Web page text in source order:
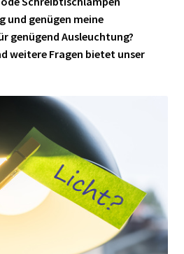
und genügen meine
genügend Ausleuchtung?
weitere Fragen bietet unser